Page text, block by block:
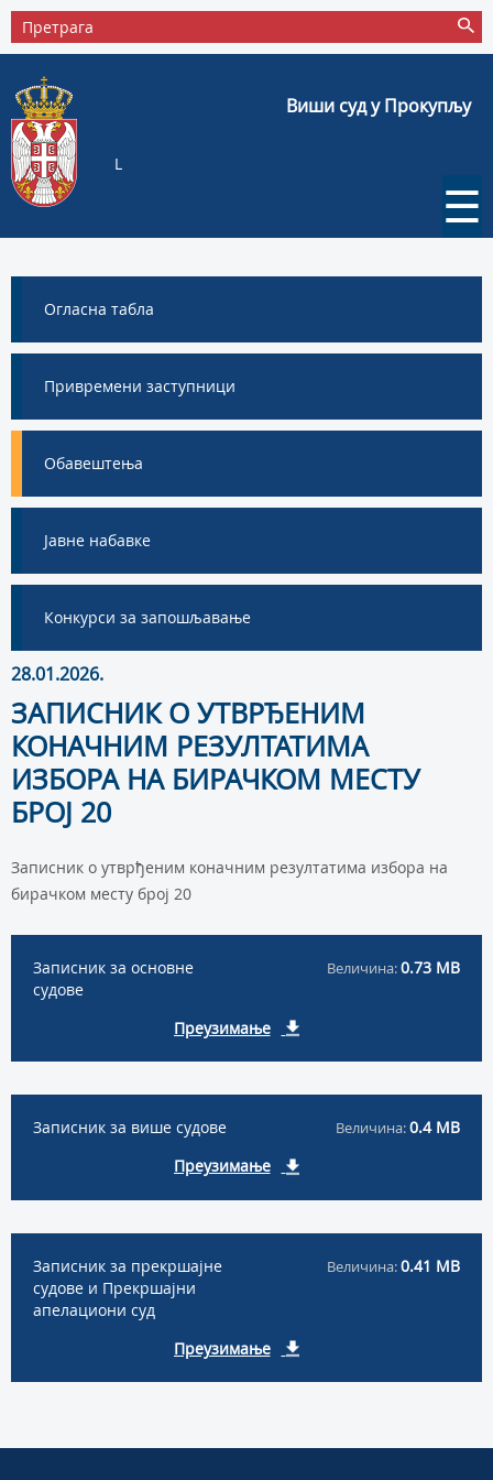
Виши суд у Прокупљу
L
☰
Огласна табла
Привремени заступници
Обавештења
Јавне набавке
Конкурси за запошљавање
28.01.2026.
ЗАПИСНИК О УТВРЂЕНИМ
КОНАЧНИМ РЕЗУЛТАТИМА
ИЗБОРА НА БИРАЧКОМ МЕСТУ
БРОЈ 20
Записник о утврђеним коначним резултатима избора на
бирачком месту број 20
Записник за основне
судове
Величина:0.73 MB
Преузимање
Записник за више судове Величина:0.4 MB
Преузимање
Записник за прекршајне
судове и Прекршајни
апелациони суд
Величина:0.41 MB
Преузимање